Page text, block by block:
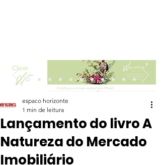
Clicar
Lançamento do livro A
Natureza do Mercado
Imobiliário
espaco horizonte
1 min de leitura